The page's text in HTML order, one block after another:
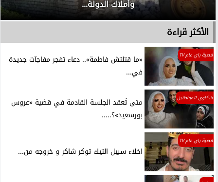
وأملاك الدولة...
الأكثر قراءة
قضية راي عام TV
«ما قتلتش فاطمة».. دعاء تفجر مفاجآت جديدة
في...
شكاوي المواطنين
متى تُعقد الجلسة القادمة في قضية «عروس
بورسعيد»؟.....
قضية راي عام TV
اخلاء سبيل التيك توكر شاكر و خروجه من...